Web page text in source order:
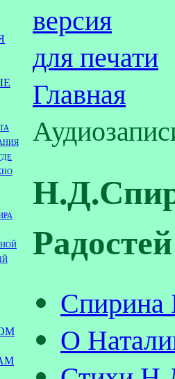
версия
для печати
Главная
Спирина
О